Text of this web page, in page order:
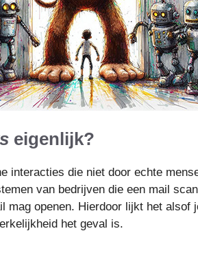
eigenlijk?
interacties die niet door echte
van bedrijven die een mail
mag openen. Hierdoor lijkt het alsof
het geval is.